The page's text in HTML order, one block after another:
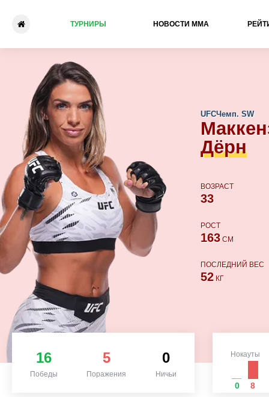
ТУРНИРЫ НОВОСТИ ММА
Маккензи Дёрн - Янь
Дёрн
UFCЧемп. SW
ВОЗРАСТ
33
РОСТ
163СМ
ПОСЛЕДНИЙ ВЕС
52КГ
16
Победы
5
Поражения
0
Ничьи
Нокауты
0 8